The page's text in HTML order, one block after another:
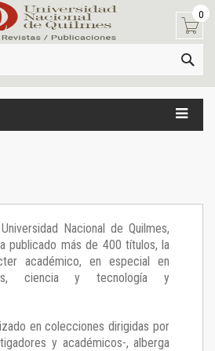
0
Nacional de Quilmes,
publicado más de 400 títulos, la
académico, en especial en
ciencia y tecnología y
en colecciones dirigidas por
y académicos-, alberga